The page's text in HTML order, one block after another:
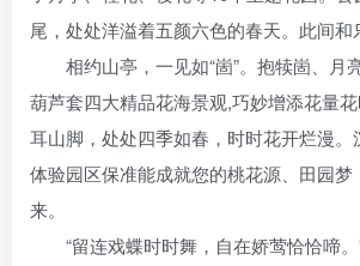
尾，处处洋溢着五颜六色的春天。此间和
相约山亭，一见如“崮”。抱犊崮、月
葫芦套四大精品花海景观,巧妙增添花量
耳山脚，处处四季如春，时时花开烂漫。
体验园区保准能成就您的桃花源、田园梦
来。
“留连戏蝶时时舞，自在娇莺恰恰啼。